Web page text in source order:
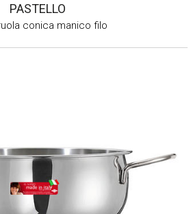
PASTELLO
conica manico filo